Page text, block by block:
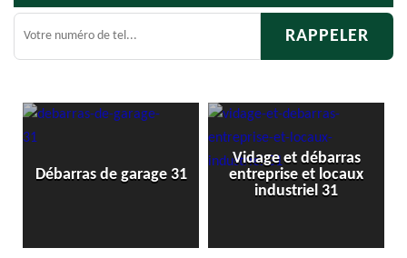
Débarras de garage 31
Vidage et débarras
entreprise et locaux
industriel 31